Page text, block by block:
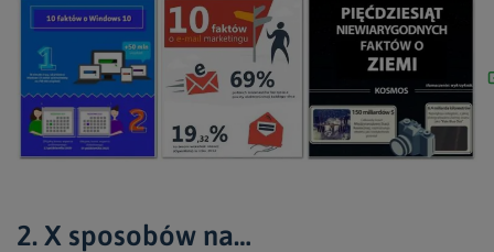
2. X sposobów na…